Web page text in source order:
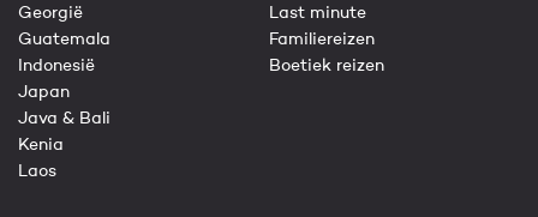
Georgië
Guatemala
Indonesië
Japan
Java & Bali
Kenia
Laos
Last minute
Familiereizen
Boetiek reizen